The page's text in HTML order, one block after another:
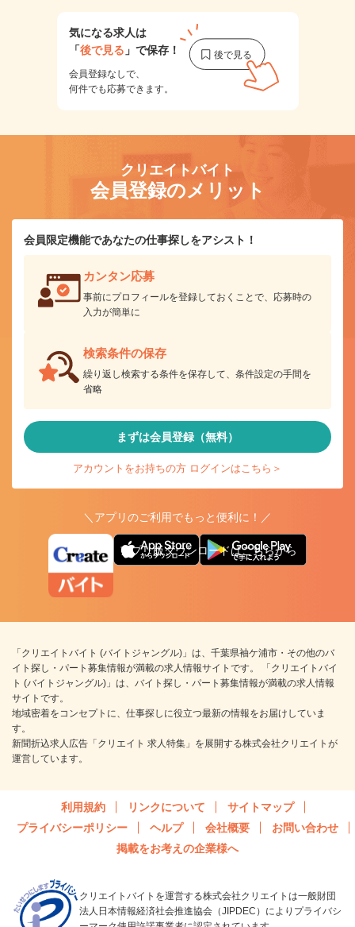
気になる求人は
「後で見る 」で保存！
会員登録なしで、
何件でも応募できます。
クリエイトバイト
会員登録のメリット
会員限定機能であなたの仕事探しをアシスト！
カンタン応募
事前にプロフィールを登録しておくことで、応募時の
入力が簡単に
検索条件の保存
繰り返し検索する条件を保存して、条件設定の手間を
省略
まずは会員登録（無料）
アカウントをお持ちの方 ログインはこちら＞
＼アプリのご利用でもっと便利に！／
アプリ版ダウンロードはこちらから
「クリエイトバイト (バイトジャングル)」は、千葉県袖ケ浦市・その他のバ
イト探し・パート募集情報が満載の求人情報サイトです。 「クリエイトバイ
ト (バイトジャングル)」は、バイト探し・パート募集情報が満載の求人情報
サイトです。
地域密着をコンセプトに、仕事探しに役立つ最新の情報をお届けしていま
す。
新聞折込求人広告「クリエイト 求人特集」を展開する株式会社クリエイトが
運営しています。
利用規約 リンクについて
サイトマップ
プライバシーポリシー
ヘルプ 会社概要
お問い合わせ
掲載をお考えの企業様へ
クリエイトバイトを運営する株式会社クリエイトは一般財団
法人日本情報経済社会推進協会（JIPDEC）によりプライバシ